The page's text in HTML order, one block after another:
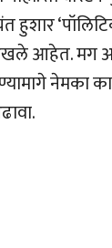
आहेत. मग